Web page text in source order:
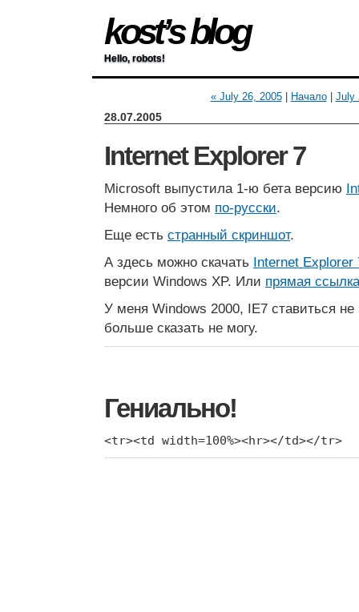
kost’s blog
Hello, robots!
« July 26, 2005| Начало| July
28.07.2005
Internet Explorer 7
Microsoft выпустила 1-ю бета версию
Немного об этом по-русски.
Еще есть странный скриншот.
А здесь можно скачать Internet Explorer
версии Windows XP. Или прямая ссылка
У меня Windows 2000, IE7 ставиться не
больше сказать не могу.
Гениально!
<tr><td width=100%><hr></td></tr>